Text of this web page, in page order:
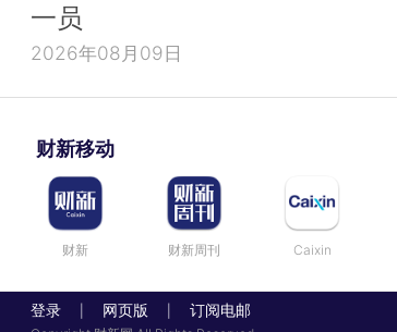
一员
2026年08月09日
财新移动
财新 财新周刊 Caixin
登录 网页版 订阅电邮